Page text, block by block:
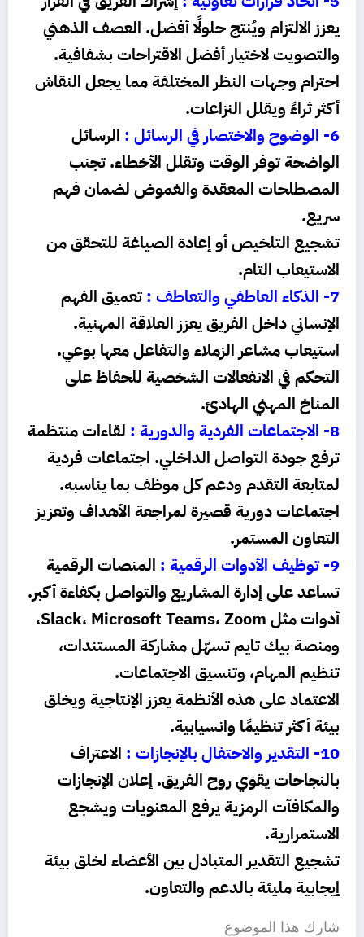
يعزز الالتزام ويُنتج حلولًا أفضل. العصف الذهني
والتصويت لاختيار أفضل الاقتراحات بشفافية.
احترام وجهات النظر المختلفة مما يجعل النقاش
أكثر ثراءً ويقلل النزاعات.
6- الوضوح والاختصار في الرسائل :
الرسائل
الواضحة توفر الوقت وتقلل الأخطاء. تجنب
المصطلحات المعقدة والغموض لضمان فهم
سريع.
تشجيع التلخيص أو إعادة الصياغة للتحقق من
الاستيعاب التام.
7- الذكاء العاطفي والتعاطف :
تعميق الفهم
الإنساني داخل الفريق يعزز العلاقة المهنية.
استيعاب مشاعر الزملاء والتفاعل معها بوعي.
التحكم في الانفعالات الشخصية للحفاظ على
المناخ المهني الهادئ.
8- الاجتماعات الفردية والدورية :
لقاءات منتظمة
ترفع جودة التواصل الداخلي. اجتماعات فردية
لمتابعة التقدم ودعم كل موظف بما يناسبه.
اجتماعات دورية قصيرة لمراجعة الأهداف وتعزيز
التعاون المستمر.
9- توظيف الأدوات الرقمية :
المنصات الرقمية
تساعد على إدارة المشاريع والتواصل بكفاءة أكبر.
أدوات مثل Slack، Microsoft Teams، Zoom،
ومنصة بيك تايم تسهّل مشاركة المستندات،
تنظيم المهام، وتنسيق الاجتماعات.
الاعتماد على هذه الأنظمة يعزز الإنتاجية ويخلق
بيئة أكثر تنظيمًا وانسيابية.
10- التقدير والاحتفال بالإنجازات :
الاعتراف
بالنجاحات يقوي روح الفريق. إعلان الإنجازات
والمكافآت الرمزية يرفع المعنويات ويشجع
الاستمرارية.
تشجيع التقدير المتبادل بين الأعضاء لخلق بيئة
إيجابية مليئة بالدعم والتعاون.
شارك هذا الموضوع